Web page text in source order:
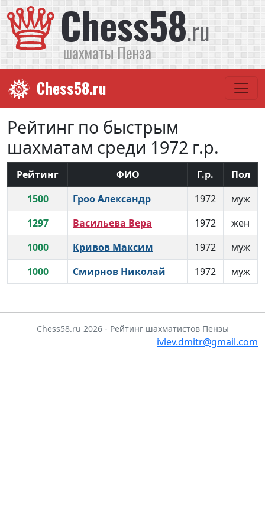
Chess58.ru
шахматы Пенза
Chess58.ru
Рейтинг по быстрым
шахматам среди 1972 г.р.
Рейтинг ФИО Г.р.
Пол
1500
Гроо Александр 1972
муж
1297
Васильева Вера 1972
жен
1000
Кривов Максим 1972
муж
1000
Смирнов Николай 1972 муж
Chess58.ru 2026 - Рейтинг шахматистов Пензы
ivlev.dmitr@gmail.com